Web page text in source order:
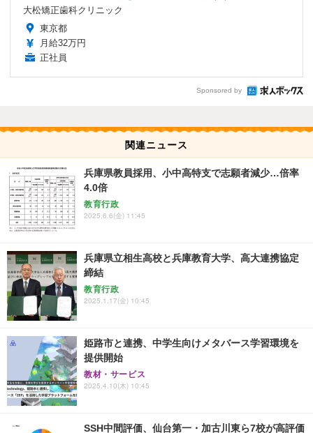
大松矯正歯科クリニック
東京都
月給32万円
正社員
Sponsored by
関連ニュース
兵庫県教員採用、小中高特支で志願者減少…倍率
4.0倍
教育行政
2025.6.6(金) 11:45
兵庫県立相生高校と兵庫教育大学、高大連携協定
締結
教育行政
2025.1.17(金) 10:45
姫路市と連携、中学生向けメタバース学習環境を
提供開始
教材・サービス
2025.4.10(木) 10:45
SSH中間評価、仙台第一・加古川東ら7校が高評価